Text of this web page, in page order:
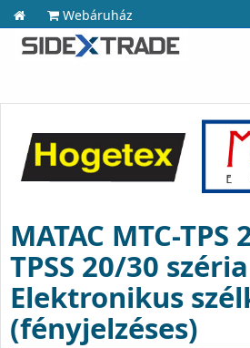
Webáruház
MATAC MTC-TPS
TPSS 20/30
Elektronikus
(fényjelzéses)